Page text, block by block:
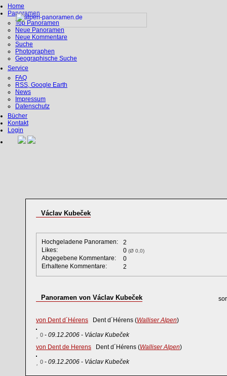
Home
Panoramen
Top Panoramen
Neue Panoramen
Neue Kommentare
Suche
Photographen
Geographische Suche
Service
FAQ
RSS, Google Earth
News
Impressum
Datenschutz
Bücher
Kontakt
Login
Václav Kubeček
Hochgeladene Panoramen:
2
Likes:
0 (Ø 0,0)
Abgegebene Kommentare:
0
Erhaltene Kommentare:
2
Panoramen von Václav Kubeček
von Dent d´Hérens Dent d´Hérens (Walliser Alpen)
0 - 09.12.2006 - Václav Kubeček
von Dent de Herens Dent d´Hérens (Walliser Alpen)
0 - 09.12.2006 - Václav Kubeček